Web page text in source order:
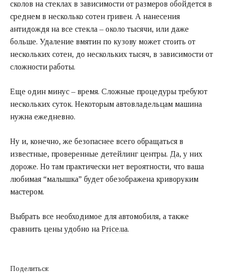
сколов на стеклах в зависимости от размеров обойдется в
среднем в несколько сотен гривен. А нанесения
антидождя на все стекла – около тысячи, или даже
больше. Удаление вмятин по кузову может стоить от
нескольких сотен, до нескольких тысяч, в зависимости от
сложности работы.
Еще один минус – время. Сложные процедуры требуют
нескольких суток. Некоторым автовладельцам машина
нужна ежедневно.
Ну и, конечно, же безопаснее всего обращаться в
известные, проверенные детейлинг центры. Да, у них
дороже. Но там практически нет вероятности, что ваша
любимая “малышка” будет обезображена криворуким
мастером.
Выбрать все необходимое для автомобиля, а также
сравнить цены удобно на Price.ua.
Поделиться: